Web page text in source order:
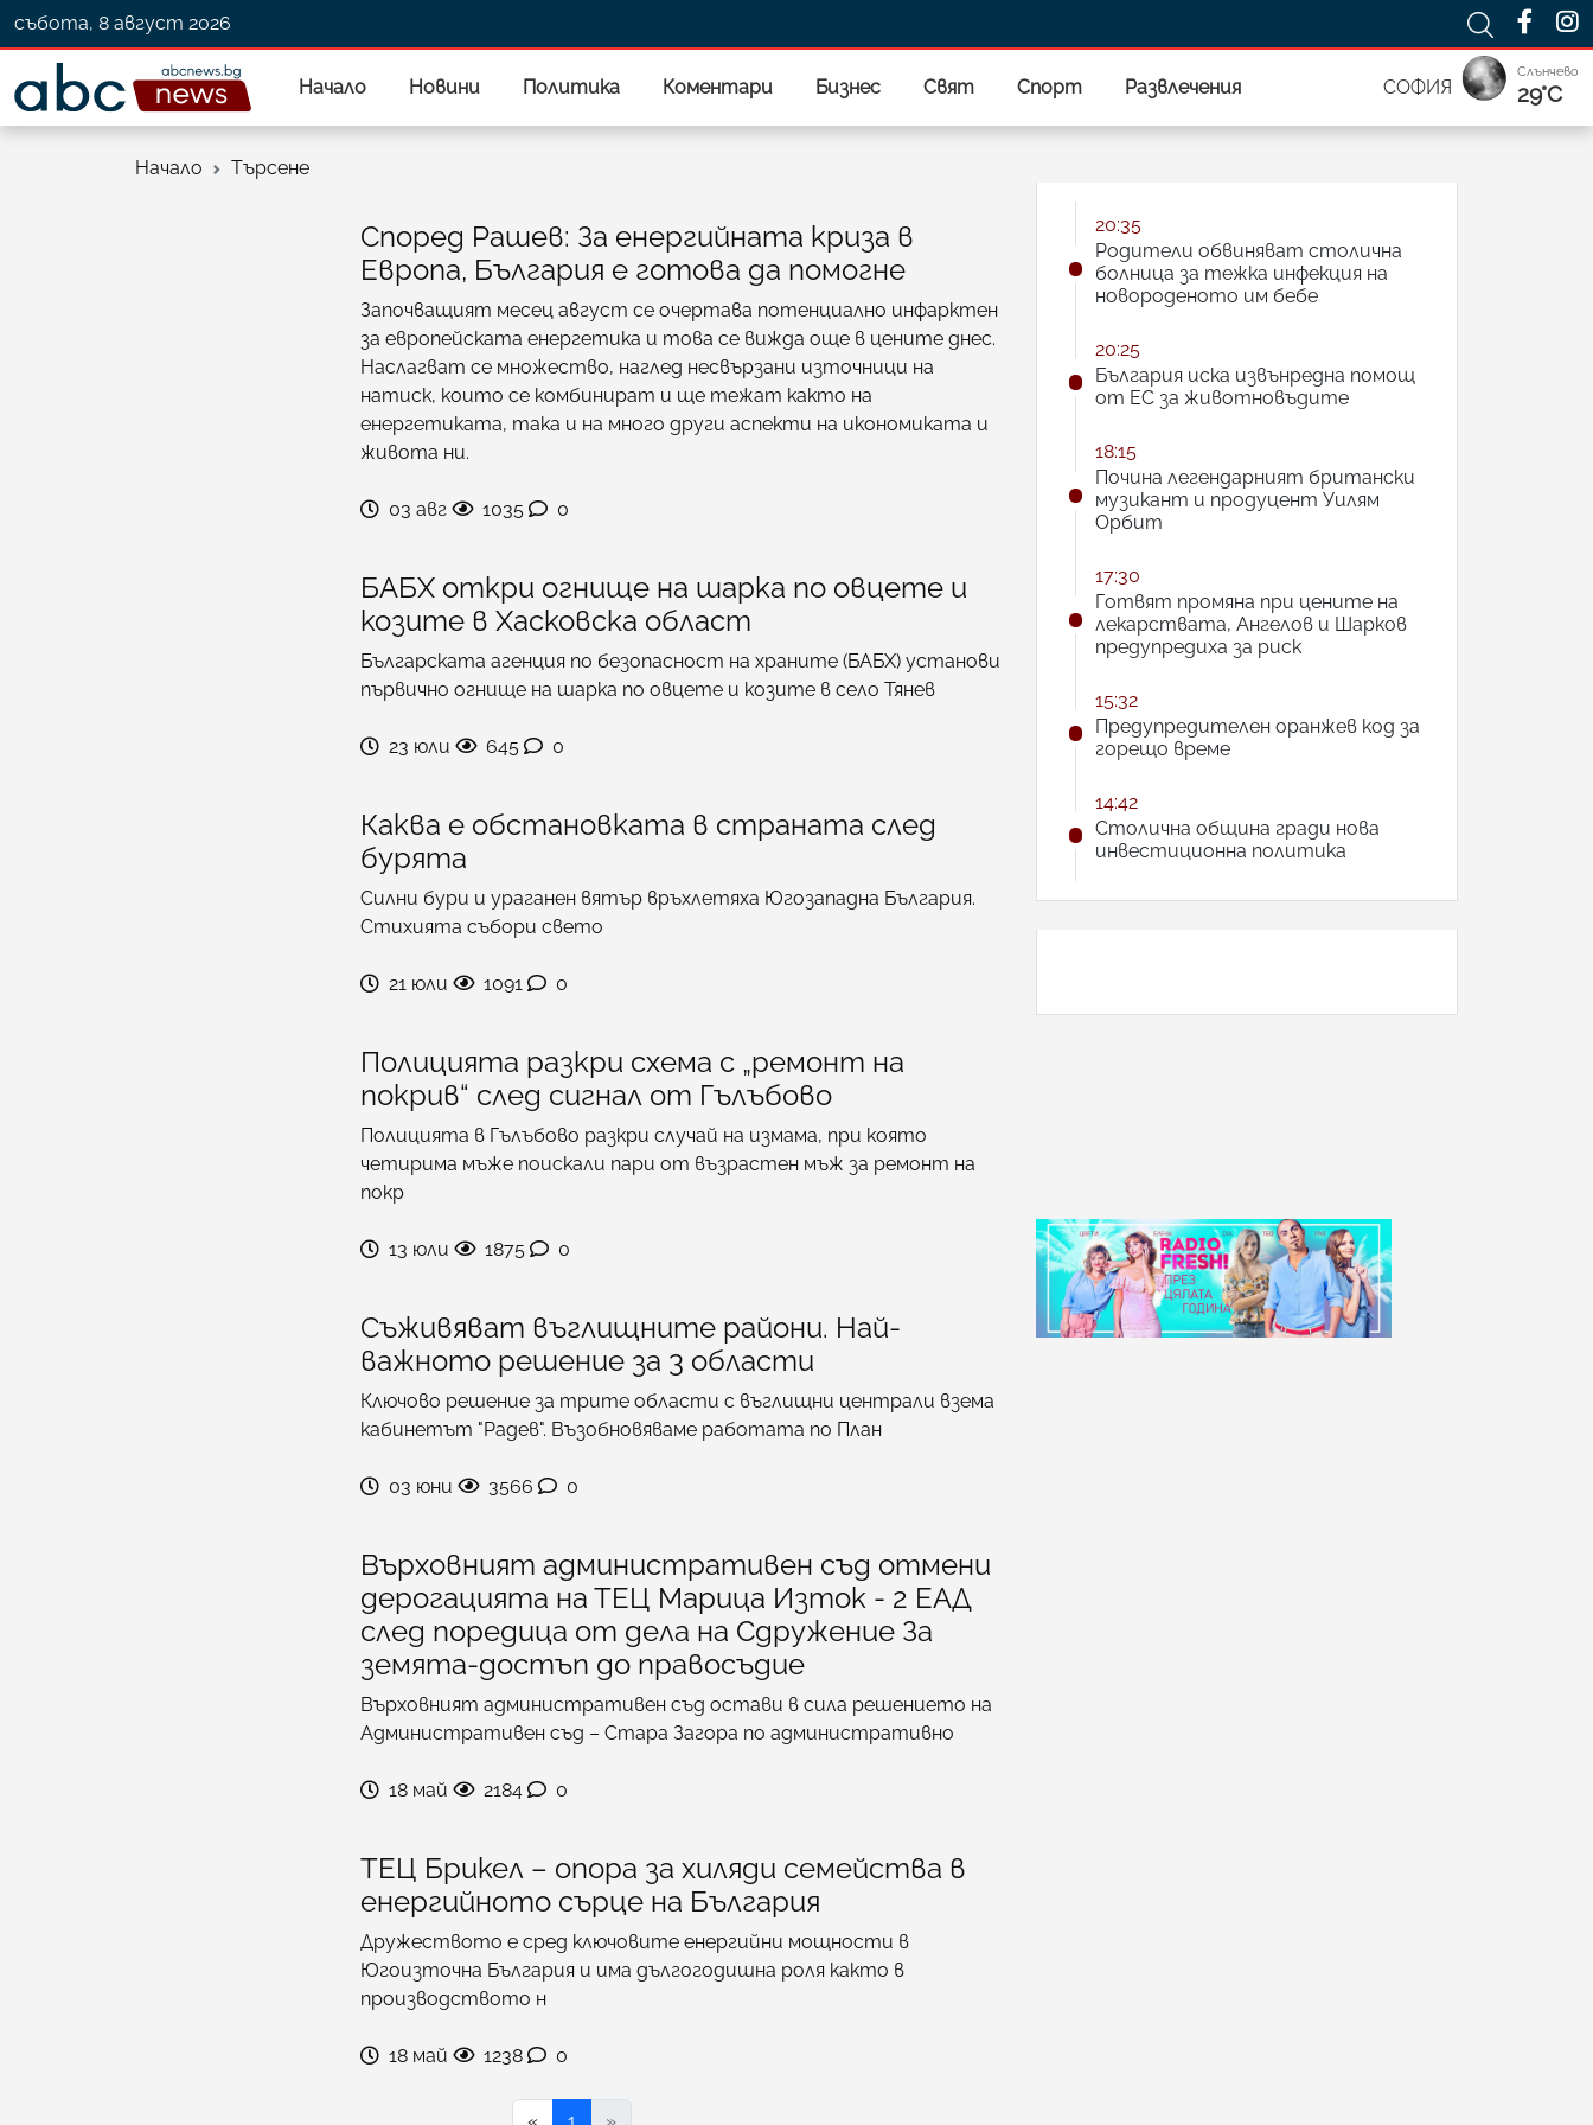
събота, 8 август 2026
Начало Новини Политика Коментари Бизнес Свят Спорт Развлечения СОФИЯ
Слънчево
29°C
Начало Търсене
Според Рашев: За енергийната криза в
Европа, България е готова да помогне
Започващият месец август се очертава потенциално инфарктен
за европейската енергетика и това се вижда още в цените днес.
Наслагват се множество, наглед несвързани източници на
натиск, които се комбинират и ще тежат както на
енергетиката, така и на много други аспекти на икономиката и
живота ни.
03 авг 1035 0
БАБХ откри огнище на шарка по овцете и
козите в Хасковска област
Българската агенция по безопасност на храните (БАБХ) установи
първично огнище на шарка по овцете и козите в село Тянев
23 юли 645 0
Каква е обстановката в страната след
бурята
Силни бури и ураганен вятър връхлетяха Югозападна България.
Стихията събори свето
21 юли 1091 0
Полицията разкри схема с „ремонт на
покрив“ след сигнал от Гълъбово
Полицията в Гълъбово разкри случай на измама, при която
четирима мъже поискали пари от възрастен мъж за ремонт на
покр
13 юли 1875 0
Съживяват въглищните райони. Най-
важното решение за 3 области
Ключово решение за трите области с въглищни централи взема
кабинетът "Радев". Възобновяваме работата по План
03 юни 3566 0
Върховният административен съд отмени
дерогацията на ТЕЦ Марица Изток - 2 ЕАД
след поредица от дела на Сдружение За
земята-достъп до правосъдие
Върховният административен съд остави в сила решението на
Административен съд – Стара Загора по административно
18 май 2184 0
ТЕЦ Брикел – опора за хиляди семейства в
енергийното сърце на България
Дружеството е сред ключовите енергийни мощности в
Югоизточна България и има дългогодишна роля както в
производството н
18 май 1238 0
20:35
Родители обвиняват столична
болница за тежка инфекция на
новороденото им бебе
20:25
България иска извънредна помощ
от ЕС за животновъдите
18:15
Почина легендарният британски
музикант и продуцент Уилям
Орбит
17:30
Готвят промяна при цените на
лекарствата, Ангелов и Шарков
предупредиха за риск
15:32
Предупредителен оранжев код за
горещо време
14:42
Столична община гради нова
инвестиционна политика